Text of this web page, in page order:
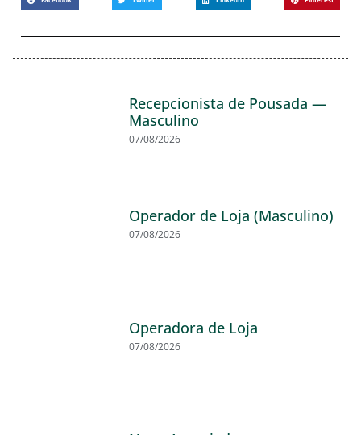
Recepcionista de Pousada —
Masculino
07/08/2026
Operador de Loja (Masculino)
07/08/2026
Operadora de Loja
07/08/2026